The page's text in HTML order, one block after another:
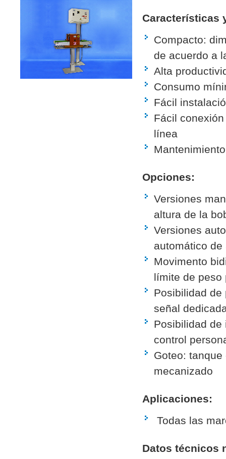
Características
Compacto:
de acuerdo a
Alta
Consumo
Fácil
Fácil
línea
Opciones:
Versiones
altura de la
Versiones
automático
Movimento
límite de peso
Posibilidad de
señal
Posibilidad de
control
Goteo:
mecanizado
Aplicaciones:
Todas las
Datos técnicos